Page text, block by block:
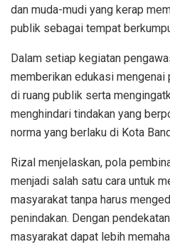
dan muda-mudi yang kerap
publik sebagai tempat
Dalam setiap kegiatan
memberikan edukasi mengenai
di ruang publik serta
menghindari tindakan yang
norma yang berlaku di Kota
Rizal menjelaskan, pola
menjadi salah satu cara untuk
masyarakat tanpa harus
penindakan. Dengan
masyarakat dapat lebih